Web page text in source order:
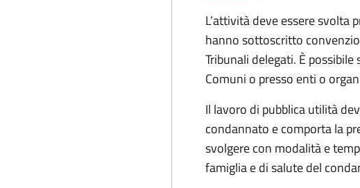
L’attività deve essere svolta
hanno sottoscritto
Tribunali delegati. È
Comuni o presso enti o
Il lavoro di pubblica utilità
condannato e comporta la
svolgere con modalità e
famiglia e di salute del